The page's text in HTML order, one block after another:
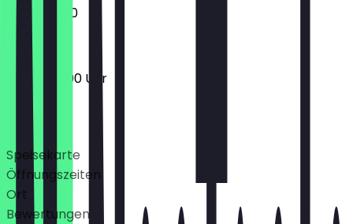
12:00 - 21:00
17:00 - 22:00 Uhr
Deals
Speisekarte
Öffnungszeiten
Ort
Bewertungen